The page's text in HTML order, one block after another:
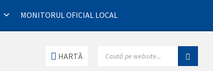
MONITORUL OFICIAL LOCAL
HARTĂ